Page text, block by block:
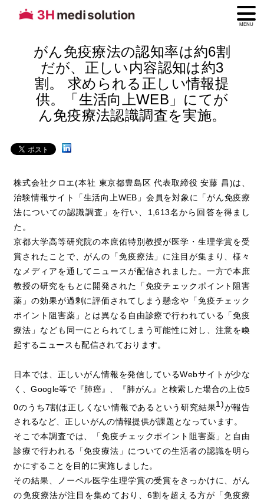
MENU
がん免疫療法の認知率は約6割
だが、正しい内容認知は約3
割。 求められる正しい情報提
供。「生活向上WEB」にてが
ん免疫療法認識調査を実施。
株式会社クロエ(本社 東京都豊島区 代表取締役 安藤 昌)は、
治験情報サイト「生活向上WEB」会員を対象に「がん免疫療
法についての認識調査」を行い、1,613名から回答を得まし
た。
京都大学高等研究院の本庶佑特別教授が医学・生理学賞を受
賞されたことで、がんの「免疫療法」に注目が集まり、様々
なメディアを通してニュースが配信されました。一方で本庶
教授の研究をもとに開発された「免疫チェックポイント阻害
薬」の効果が過剰に評価されてしまう懸念や「免疫チェック
ポイント阻害薬」とは異なる自由診療で行われている「免疫
療法」なども同一にとられてしまう可能性に対し、注意を喚
起するニュースも配信されております。
日本では、正しいがん情報を発信しているWebサイトが少な
く、Google等で『肺癌』、『肺がん』と検索した場合の上位5
0のうち7割は正しくない情報であるという研究結果1)が報告
されるなど、正しいがんの情報提供が課題となっています。
そこで本調査では、「免疫チェックポイント阻害薬」と自由
診療で行われる「免疫療法」についての生活者の認識を明ら
かにすることを目的に実施しました。
その結果、ノーベル医学生理学賞の受賞をきっかけに、がん
の免疫療法が注目を集めており、6割を超える方が「免疫療